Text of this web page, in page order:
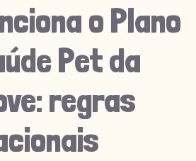
o Plano
Pet da
regras